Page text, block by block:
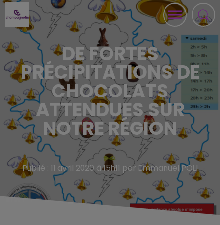
DE FORTES
PRÉCIPITATIONS DE
CHOCOLATS
ATTENDUES SUR
NOTRE RÉGION
Publié : 11 avril 2020 à 15h11 par Emmanuel POLI